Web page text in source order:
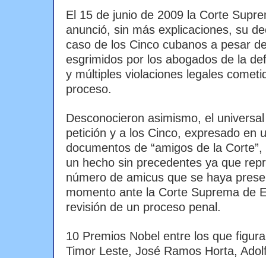
El 15 de junio de 2009 la Corte
anunció, sin más explicaciones, su
caso de los Cinco cubanos a pesar
esgrimidos por los abogados de la
y múltiples violaciones legales
proceso.
Desconocieron asimismo, el
petición y a los Cinco, expresado en
documentos de “amigos de la
un hecho sin precedentes ya que
número de amicus que se haya
momento ante la Corte Suprema de
revisión de un proceso penal.
10 Premios Nobel entre los que
Timor Leste, José Ramos Horta,